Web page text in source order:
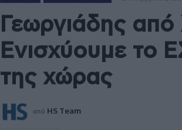
Γεωργιάδης
Ενισχύουμε το
της χώρας
από HS Team